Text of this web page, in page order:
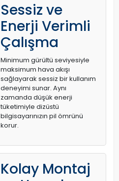
Sessiz ve
Enerji Verimli
Çalışma
Minimum gürültü seviyesiyle
maksimum hava akışı
sağlayarak sessiz bir kullanım
deneyimi sunar. Aynı
zamanda düşük enerji
tüketimiyle dizüstü
bilgisayarınızın pil ömrünü
korur.
Kolay Montaj